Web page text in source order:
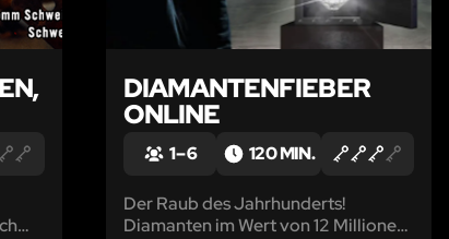
DIAMANTENFIEBER
ONLINE
1 – 6 120 MIN.
Der Raub des Jahrhunderts!
Diamanten im Wert von 12 Millionen